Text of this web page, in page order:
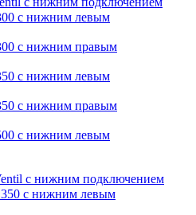
с нижним левым
с нижним правым
с нижним левым
с нижним правым
с нижним левым
с нижним подключением
350 с нижним левым